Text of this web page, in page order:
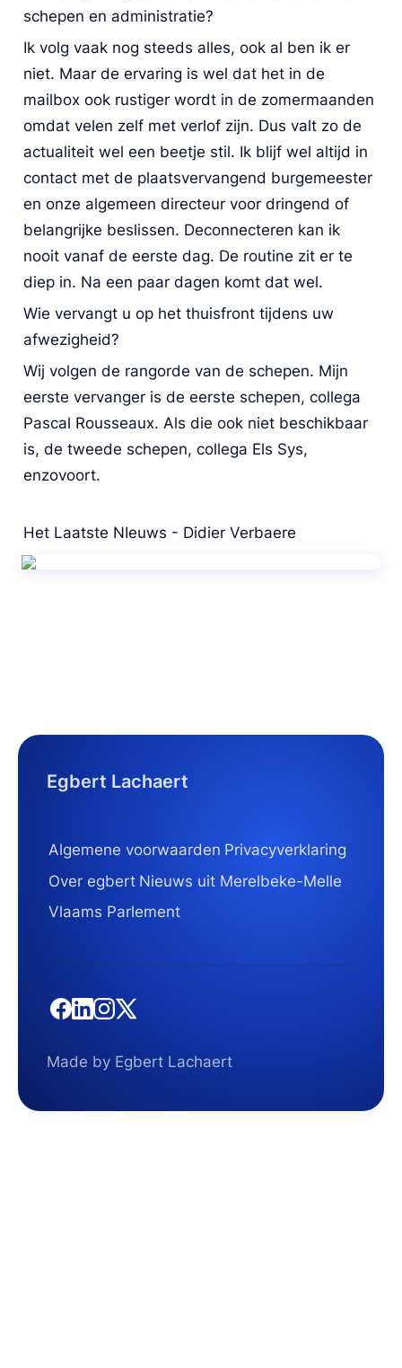
schepen en administratie?
Ik volg vaak nog steeds alles, ook al ben ik er
niet. Maar de ervaring is wel dat het in de
mailbox ook rustiger wordt in de zomermaanden
omdat velen zelf met verlof zijn. Dus valt zo de
actualiteit wel een beetje stil. Ik blijf wel altijd in
contact met de plaatsvervangend burgemeester
en onze algemeen directeur voor dringend of
belangrijke beslissen. Deconnecteren kan ik
nooit vanaf de eerste dag. De routine zit er te
diep in. Na een paar dagen komt dat wel.
Wie vervangt u op het thuisfront tijdens uw
afwezigheid?
Wij volgen de rangorde van de schepen. Mijn
eerste vervanger is de eerste schepen, collega
Pascal Rousseaux. Als die ook niet beschikbaar
is, de tweede schepen, collega Els Sys,
enzovoort.
Het Laatste NIeuws - Didier Verbaere
Egbert Lachaert
Algemene voorwaarden Privacyverklaring
Over egbert Nieuws uit Merelbeke-Melle
Vlaams Parlement
Made by Egbert Lachaert